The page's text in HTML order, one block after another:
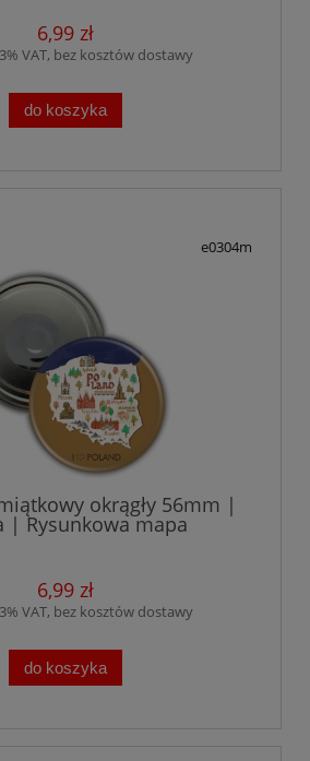
6,99 zł
VAT, bez kosztów dostawy
do koszyka
e0304m
okrągły 56mm |
| Rysunkowa mapa
6,99 zł
VAT, bez kosztów dostawy
do koszyka